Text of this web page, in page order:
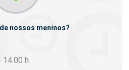
nossos meninos?
14:00 h